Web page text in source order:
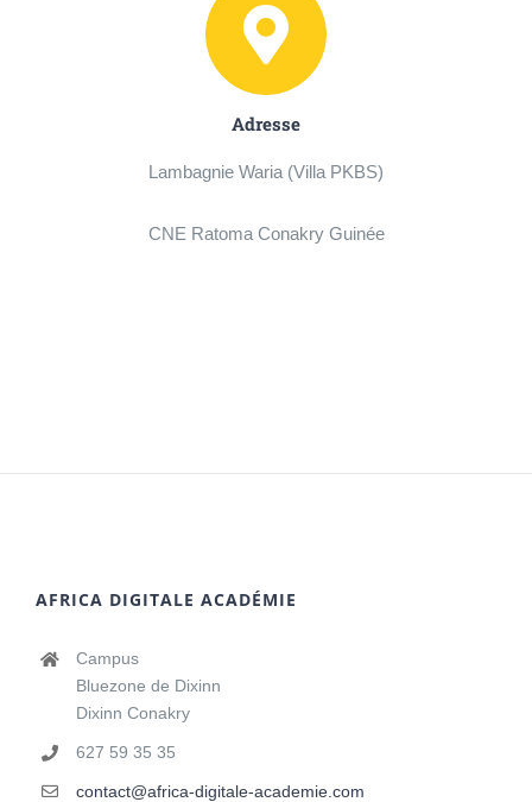
Adresse
Lambagnie Waria (Villa PKBS)
CNE Ratoma Conakry Guinée
AFRICA DIGITALE ACADÉMIE
Campus
Bluezone de Dixinn
Dixinn Conakry
627 59 35 35
contact@africa-digitale-academie.com